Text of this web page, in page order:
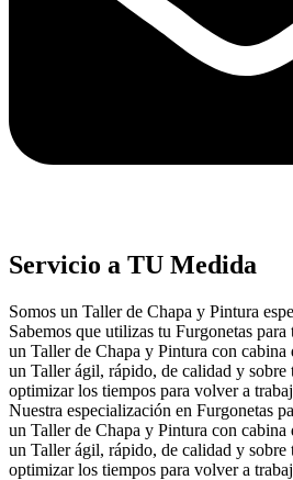
Servicio a TU Medida
Somos un Taller de Chapa y Pintura
Sabemos que utilizas tu Furgonetas
un Taller de Chapa y Pintura con cabina
un Taller ágil, rápido, de calidad y sobre
optimizar los tiempos para volver a
Nuestra especialización en Furgonetas
un Taller de Chapa y Pintura con cabina
un Taller ágil, rápido, de calidad y sobre
optimizar los tiempos para volver a